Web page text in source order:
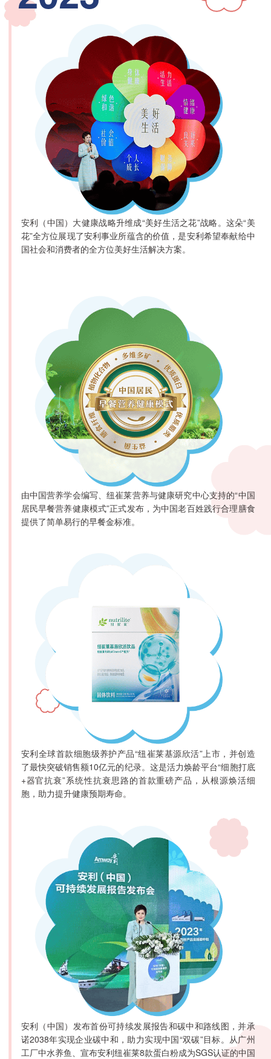
安利（中国）大健康战略升维成“美好生活之花”战略。这朵“美
花”全方位展现了安利事业所蕴含的价值，是安利希望奉献给中
国社会和消费者的全方位美好生活解决方案。
由中国营养学会编写、纽崔莱营养与健康研究中心支持的“中国
居民早餐营养健康模式”正式发布，为中国老百姓践行合理膳食
提供了简单易行的早餐金标准。
安利全球首款细胞级养护产品“纽崔莱基源欣活”上市，并创造
了最快突破销售额10亿元的纪录。这是活力焕龄平台“细胞打底
+器官抗衰”系统性抗衰思路的首款重磅产品，从根源焕活细
胞，助力提升健康预期寿命。
安利（中国）发布首份可持续发展报告和碳中和路线图，并承
诺2038年实现企业碳中和，助力实现中国“双碳”目标。从广州
工厂中水养鱼、宣布安利纽崔莱8款蛋白粉成为SGS认证的中国